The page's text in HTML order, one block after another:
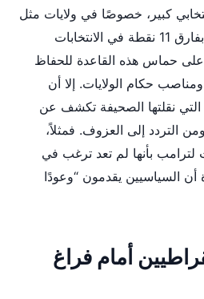
كبير، خصوصًا في ولايات مثل
أوهايو التي فاز فيها ترامب بفارق 11 نقطة في الانتخابات
على حماس هذه القاعدة للحفاظ
حكام الولايات. إلا أن
نقلتها الصحيفة تكشف عن
التردد إلى العزوف. فمثلاً،
بأنها لم تعد ترغب في
السياسيين يقدمون “وعودًا
أمام فراغ